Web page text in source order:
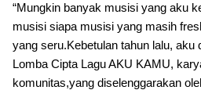
“Mungkin banyak musisi yang aku
musisi siapa musisi yang masih
yang seru.Kebetulan tahun lalu, aku
Lomba Cipta Lagu AKU KAMU,
komunitas,yang diselenggarakan